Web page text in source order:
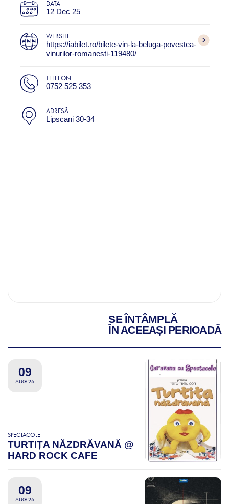
DATA
12 Dec 25
WEBSITE
https://iabilet.ro/bilete-vin-la-beluga-povestea-
vinurilor-romanesti-119480/
TELEFON
0752 525 353
ADRESĂ
Lipscani 30-34
SE ÎNTÂMPLĂ
ÎN ACEEAȘI PERIOADĂ
09
AUG 26
SPECTACOLE
TURTIȚA NĂZDRĂVANĂ @
HARD ROCK CAFE
09
AUG 26